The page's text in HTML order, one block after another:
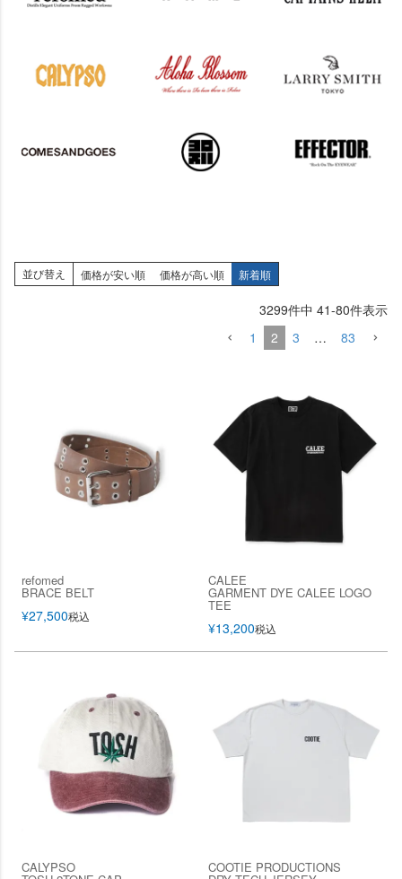
並び替え 価格が安い順 価格が高い順 新着順
3299件中 41-80件表示
1
2 3 … 83
refomed
BRACE BELT
¥27,500税込
CALEE
GARMENT DYE CALEE LOGO
TEE
¥13,200税込
CALYPSO COOTIE PRODUCTIONS